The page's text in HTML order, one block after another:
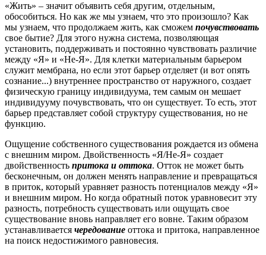
«Жить» – значит объявить себя другим, отдельным,
обособиться. Но как же мы узнаем, что это произошло? Как
мы узнаем, что продолжаем жить, как сможем почувствовать
свое бытие? Для этого нужна система, позволяющая
установить, поддерживать и постоянно чувствовать различие
между «Я» и «Не-Я». Для клетки материальным барьером
служит мембрана, но если этот барьер отделяет (и вот опять
сознание...) внутреннее пространство от наружного, создает
физическую границу индивидуума, тем самым он мешает
индивидууму почувствовать, что он существует. То есть, этот
барьер представляет собой структуру существования, но не
функцию.
Ощущение собственного существования рождается из обмена
с внешним миром. Двойственность «Я/Не-Я» создает
двойственность притока и оттока. Отток не может быть
бесконечным, он должен менять направление и превращаться
в приток, который уравняет разность потенциалов между «Я»
и внешним миром. Но когда обратный поток уравновесит эту
разность, потребность существовать или ощущать свое
существование вновь направляет его вовне. Таким образом
устанавливается чередование оттока и притока, направленное
на поиск недостижимого равновесия.